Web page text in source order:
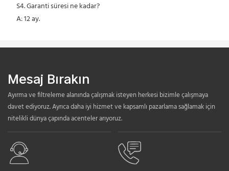
S4. Garanti süresi ne kadar?
A: 12 ay.
Mesaj Bırakın
Ayırma ve filtreleme alanında çalışmak isteyen herkesi bizimle çalışmaya
davet ediyoruz. Ayrıca daha iyi hizmet ve kapsamlı pazarlama sağlamak için
nitelikli dünya çapında acenteler arıyoruz.